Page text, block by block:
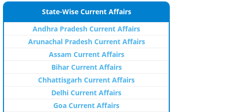
State-Wise Current Affairs
Andhra Pradesh Current Affairs
Arunachal Pradesh Current Affairs
Assam Current Affairs
Bihar Current Affairs
Chhattisgarh Current Affairs
Delhi Current Affairs
Goa Current Affairs